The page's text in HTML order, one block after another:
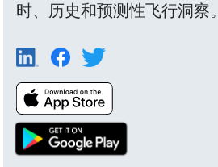
时、历史和预测性飞行洞察。